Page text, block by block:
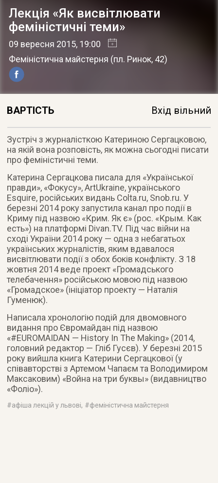
Лекція «Як висвітлювати
феміністичні теми»
09 вересня 2015, 19:00
Феміністична майстерня (пл. Ринок, 42)
ВАРТІСТЬ Вхід вільний
Зустріч з журналісткою Катериною Сергацковою,
на якій вона розповість, як можна сьогодні писати
про феміністичні теми.
Катерина Сергацкова писала для «Української
правди», «Фокусу», ArtUkraine, українського
Esquire, російських видань Colta.ru, Snob.ru. У
березні 2014 року запустила канал про події в
Криму під назвою «Крим. Як є» (рос. «Крым. Как
есть») на платформі Divan.TV. Під час війни на
сході України 2014 року — одна з небагатьох
українських журналістів, яким вдавалося
висвітлювати події з обох боків конфлікту. З 18
жовтня 2014 веде проект «Громадського
телебачення» російською мовою під назвою
«Громадское» (ініціатор проекту — Наталія
Гуменюк).
Написала хронологію подій для двомовного
видання про Євромайдан під назвою
«#EUROMAIDAN — History In The Making» (2014,
головний редактор — Гліб Гусєв). У березні 2015
року вийшла книга Катерини Сергацкової (у
співавторстві з Артемом Чапаєм та Володимиром
Максаковим) «Война на три буквы» (видавництво
«Фоліо»).
#афіша лекцій у львові, #феміністична майстерня